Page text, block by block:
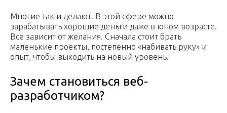
Многие так и делают. В этой сфере можно
зарабатывать хорошие деньги даже в юном возрасте.
Все зависит от желания. Сначала стоит брать
маленькие проекты, постепенно «набивать руку» и
опыт, чтобы выходить на новый уровень.
Зачем становиться веб-
разработчиком?